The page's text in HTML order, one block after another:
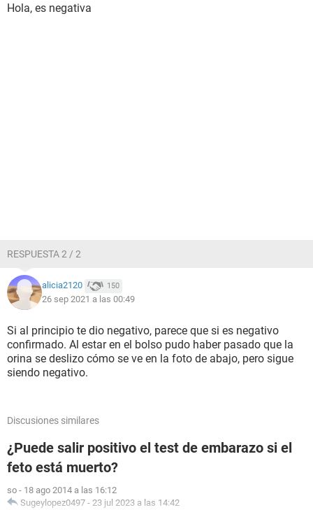
Hola, es negativa
RESPUESTA 2 / 2
alicia2120 150
26 sep 2021 a las 00:49
Si al principio te dio negativo, parece que si es negativo
confirmado. Al estar en el bolso pudo haber pasado que la
orina se deslizo cómo se ve en la foto de abajo, pero sigue
siendo negativo.
Discusiones similares
¿Puede salir positivo el test de embarazo si el
feto está muerto?
so - 18 ago 2014 a las 16:12
Sugeylopez0497 - 23 jul 2023 a las 14:42